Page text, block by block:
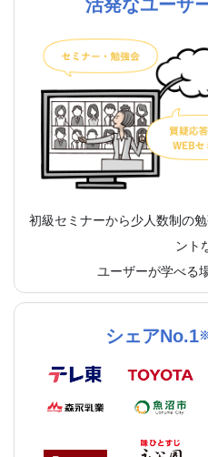
初級セミナーから少人数制の
ント
ユーザーが学べる
シェアNo.1